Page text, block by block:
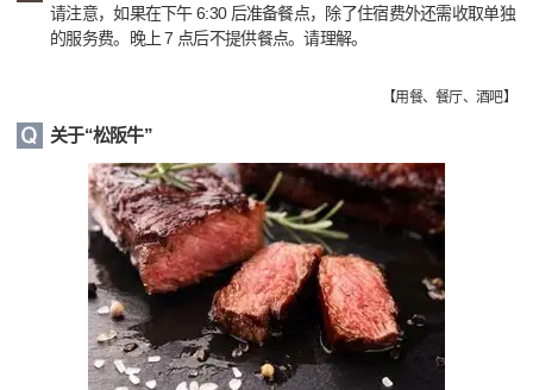
请注意，如果在下午 6:30 后准备餐点，除了住宿费外还需收取单独
的服务费。晚上 7 点后不提供餐点。请理解。
【用餐、餐厅、酒吧】
关于“松阪牛”